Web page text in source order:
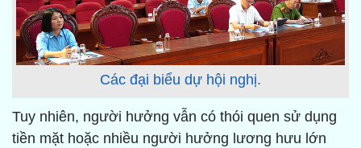
Các đại biểu dự hội nghị.
Tuy nhiên, người hưởng vẫn có thói quen sử dụng
tiền mặt hoặc nhiều người hưởng lương hưu lớn